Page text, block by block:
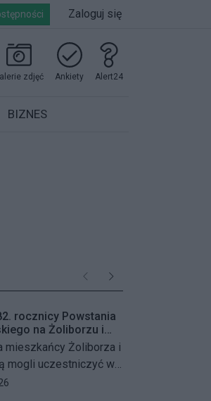
Zaloguj się
zdjęć Ankiety Alert24
BIZNES
PoprzednieNastępne
rocznicy Powstania
na Żoliborzu i
mieszkańcy Żoliborza i
mogli uczestniczyć w
wydarzeń
artykułu: